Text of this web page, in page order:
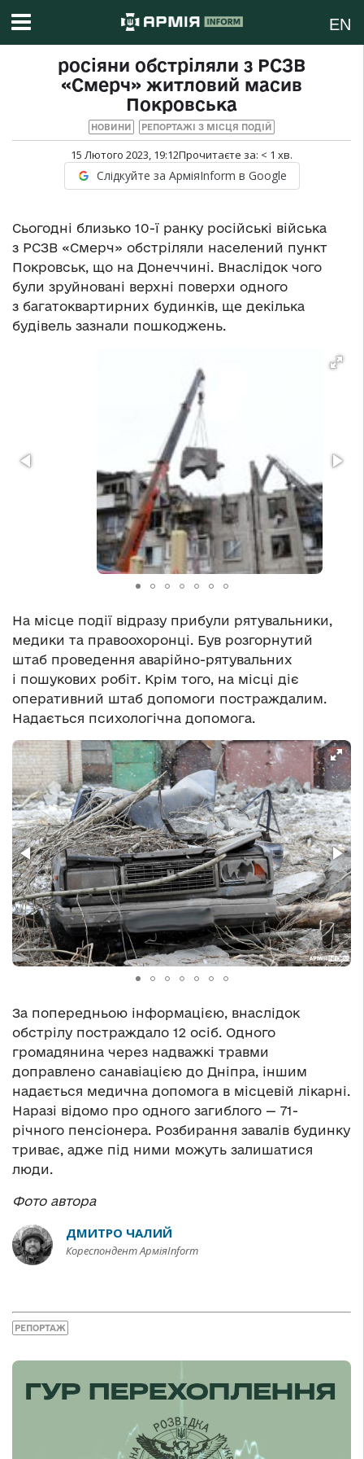
EN
росіяни обстріляли з РСЗВ
«Смерч» житловий масив
Покровська
НОВИНИ РЕПОРТАЖІ З МІСЦЯ ПОДІЙ
15 Лютого 2023, 19:12Прочитаєте за: < 1 хв.
Слідкуйте за АрміяInform в Google
Сьогодні близько 10-ї ранку російські війська
з РСЗВ «Смерч» обстріляли населений пункт
Покровськ, що на Донеччині. Внаслідок чого
були зруйновані верхні поверхи одного
з багатоквартирних будинків, ще декілька
будівель зазнали пошкоджень.
На місце події відразу прибули рятувальники,
медики та правоохоронці. Був розгорнутий
штаб проведення аварійно-рятувальних
і пошукових робіт. Крім того, на місці діє
оперативний штаб допомоги постраждалим.
Надається психологічна допомога.
За попередньою інформацією, внаслідок
обстрілу постраждало 12 осіб. Одного
громадянина через надважкі травми
доправлено санавіацією до Дніпра, іншим
надається медична допомога в місцевій лікарні.
Наразі відомо про одного загиблого — 71-
річного пенсіонера. Розбирання завалів будинку
триває, адже під ними можуть залишатися
люди.
Фото автора
ДМИТРО ЧАЛИЙ
Кореспондент АрміяInform
РЕПОРТАЖ